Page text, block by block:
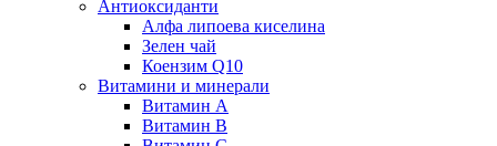
Антиоксиданти
Алфа липоева киселина
Зелен чай
Коензим Q10
Витамини и минерали
Витамин А
Витамин B